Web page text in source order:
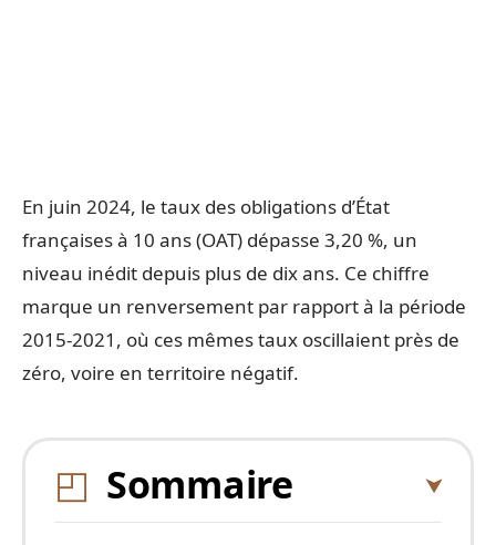
En juin 2024, le taux des obligations d’État
françaises à 10 ans (OAT) dépasse 3,20 %, un
niveau inédit depuis plus de dix ans. Ce chiffre
marque un renversement par rapport à la période
2015-2021, où ces mêmes taux oscillaient près de
zéro, voire en territoire négatif.
Sommaire